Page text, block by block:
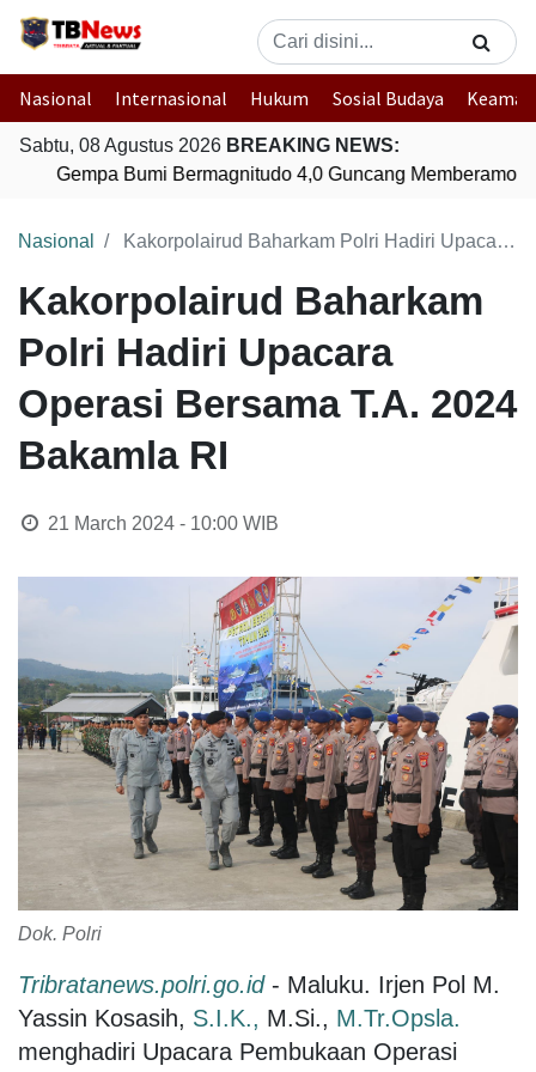
Nasional Internasional Hukum Sosial Budaya
Sabtu, 08 Agustus 2026 BREAKING NEWS:
Gempa Bumi Bermagnitudo 4,0 Guncang Memberamo
Nasional Kakorpolairud Baharkam Polri Hadiri Upacara Operasi Bersama T.A. 2024 Bakamla RI
Kakorpolairud Baharkam
Polri Hadiri Upacara
Operasi Bersama T.A. 2024
Bakamla RI
21 March 2024 - 10:00WIB
Dok. Polri
Tribratanews.polri.go.id- Maluku. Irjen Pol M.
Yassin Kosasih, S.I.K., M.Si., M.Tr.Opsla.
menghadiri Upacara Pembukaan Operasi